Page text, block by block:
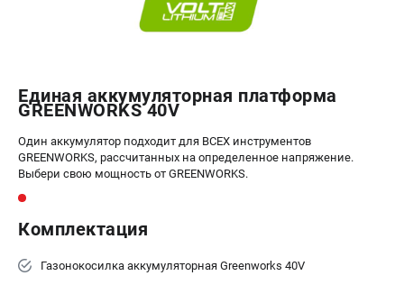
Единая аккумуляторная платформа
GREENWORKS 40V
Один аккумулятор подходит для ВСЕХ инструментов
GREENWORKS, рассчитанных на определенное напряжение.
Выбери свою мощность от GREENWORKS.
Комплектация
Газонокосилка аккумуляторная Greenworks 40V